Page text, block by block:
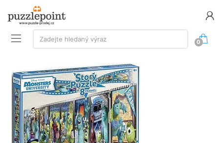
Vyhledávání:
Zadejte hledaný výraz
0